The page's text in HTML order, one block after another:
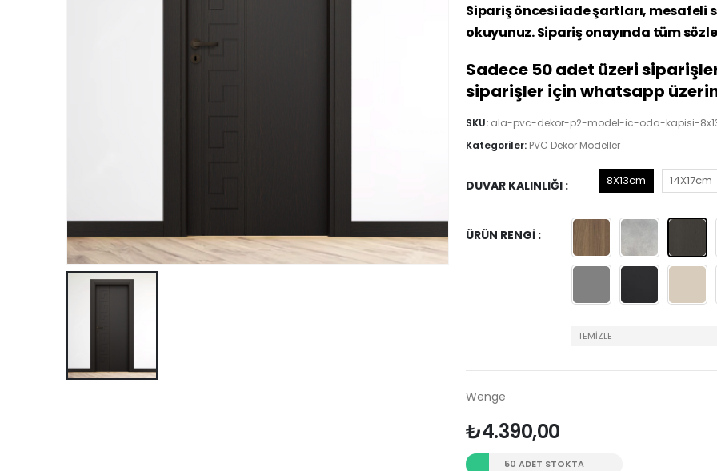
Sipariş öncesi iade şartları, mesafeli
okuyunuz. Sipariş onayında tüm
Sadece 50 adet üzeri
siparişler için whatsapp
SKU: ala-pvc-dekor-p2-model-ic-oda-kapisi-
Kategoriler: PVC Dekor Modeller
DUVAR KALINLIĞI 8X13cm 14X17cm
ÜRÜN RENGI
TEMIZLE
Wenge
₺4.390,00
50 ADET STOKTA